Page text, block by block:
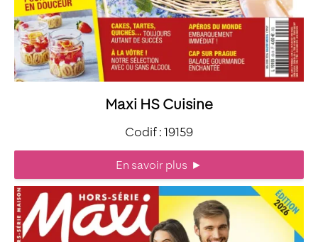
Maxi HS Cuisine
Codif : 19159
En savoir plus ►